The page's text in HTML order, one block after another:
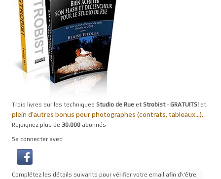
Trois livres sur les techniques Studio de Rue et Strobist- GRATUITS! et
plein d'autres bonus pour photographes (contrats, tableaux...).
Rejoignez plus de 30,000 abonnés
Se connecter avec:
Complétez les détails suivants pour vérifier votre email afin d\'être